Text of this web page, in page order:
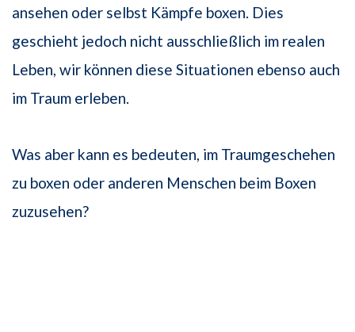
ansehen oder selbst Kämpfe boxen. Dies
geschieht jedoch nicht ausschließlich im realen
Leben, wir können diese Situationen ebenso auch
im Traum erleben.
Was aber kann es bedeuten, im Traumgeschehen
zu boxen oder anderen Menschen beim Boxen
zuzusehen?